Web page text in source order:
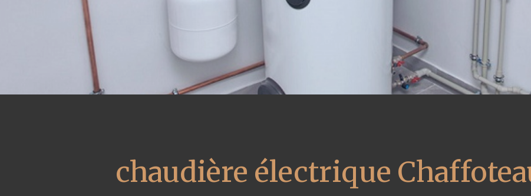
chaudière électrique